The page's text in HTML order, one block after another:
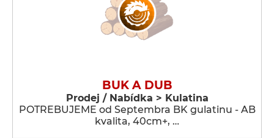
BUK A DUB
Prodej / Nabídka > Kulatina
POTREBUJEME od Septembra BK gulatinu - AB
kvalita, 40cm+, …